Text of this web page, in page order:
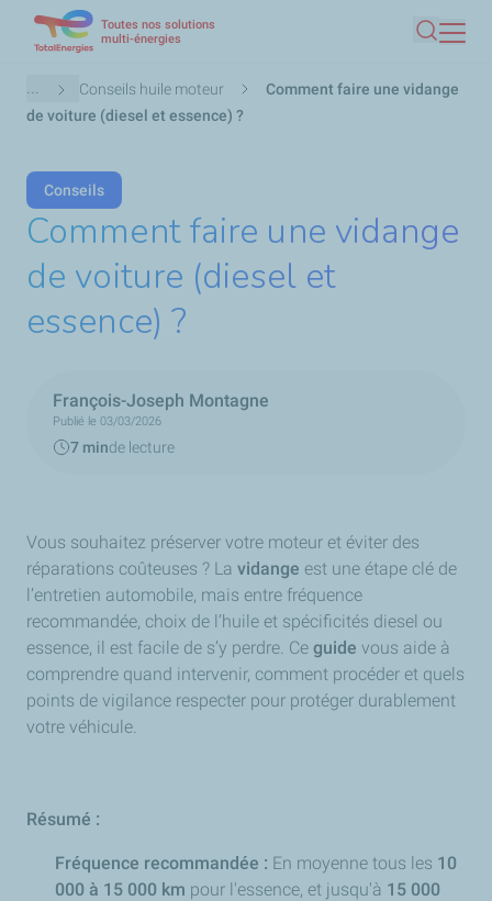
contenu
Toutes nos solutions
multi-énergies
Fil
d'Ariane
... Conseils huile moteur
Comment faire une vidange
de voiture (diesel et essence) ?
Conseils
Comment faire une vidange
de voiture (diesel et
essence) ?
François-Joseph Montagne
Publié le 03/03/2026
7 minde lecture
Vous souhaitez préserver votre moteur et éviter des
réparations coûteuses ? La vidange est une étape clé de
l’entretien automobile, mais entre fréquence
recommandée, choix de l’huile et spécificités diesel ou
essence, il est facile de s’y perdre. Ce guide vous aide à
comprendre quand intervenir, comment procéder et quels
points de vigilance respecter pour protéger durablement
votre véhicule.
Résumé :
Fréquence recommandée : En moyenne tous les 10
000 à 15 000 km pour l'essence, et jusqu'à 15 000